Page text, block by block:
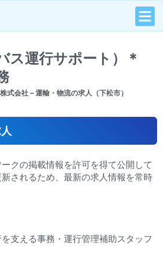
ス運行サポート）＊
会社 – 運輸・物流の求人（下松市）
クの掲載情報を許可を得て公開して
されるため、最新の求人情報を常時
支える事務・運行管理補助スタッフ